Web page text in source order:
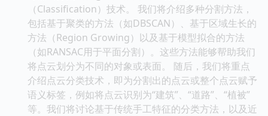
（Classification）技术。 我们将介绍多种分割方法，
包括基于聚类的方法（如DBSCAN）、基于区域生长的
方法（Region Growing）以及基于模型拟合的方法
（如RANSAC用于平面分割）。这些方法能够帮助我们
将点云划分为不同的对象或表面。 随后，我们将重点
介绍点云分类技术，即为分割出的点云或整个点云赋予
语义标签，例如将点云识别为“建筑”、“道路”、“植被”
等。我们将讨论基于传统手工特征的分类方法，以及近